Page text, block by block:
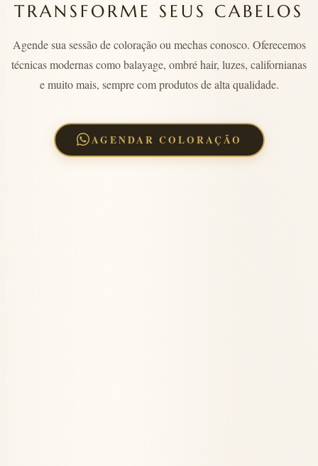
TRANSFORME SEUS CABELOS
Agende sua sessão de coloração ou mechas conosco. Oferecemos
técnicas modernas como balayage, ombré hair, luzes, californianas
e muito mais, sempre com produtos de alta qualidade.
AGENDAR COLORAÇÃO